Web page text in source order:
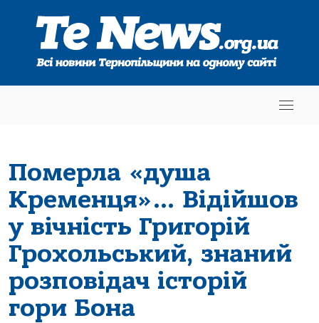
Померла «душа
Кременця»… Відійшов
у вічність Григорій
Грохольський, знаний
розповідач історій
гори Бона